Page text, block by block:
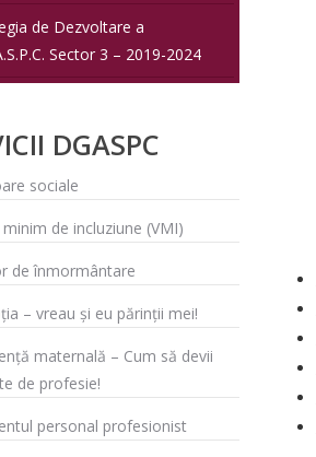
de Dezvoltare a
Sector 3 – 2019-2024
DGASPC
sociale
de incluziune (VMI)
de înmormântare
– vreau și eu părinții mei!
maternală – Cum să devii
de profesie!
personal profesionist